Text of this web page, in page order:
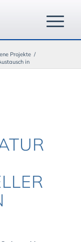
Projekte /
in